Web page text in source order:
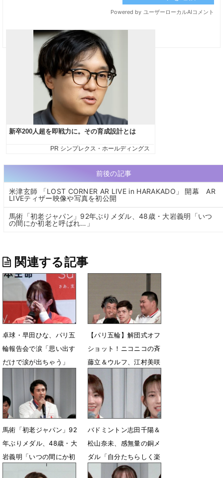
前後の記事
米津玄師 「LOST CORNER AR LIVE in HARAKADO」 開幕 AR
LIVEティザー映像や写真を初公開
馬術「初老ジャパン」92年ぶりメダル、48歳・大岩義明「いつ
の間にか初老と呼ばれ…」
関連する記事
卓球・早田ひな、パリ五
輪報告会で涙「思い出す
だけで涙が出ちゃう」
【パリ五輪】解団式オフ
ショット！ニコニコの斉
藤立＆ウルフ、江村美咲
と阿部一二三も談笑
8月16日 16時30分
馬術「初老ジャパン」92
年ぶりメダル、48歳・大
岩義明「いつの間にか初
老と呼ばれ…」
バドミントン志田千陽＆
松山奈未、感無量の銅メ
ダル「自分たちらしく楽
しめた」